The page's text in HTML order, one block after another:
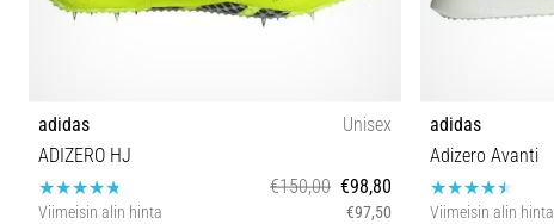
adidas
Unisex
ADIZERO HJ
€150,00 €98,80
Viimeisin alin hinta €97,50
adidas
Adizero Avanti
Viimeisin alin hinta